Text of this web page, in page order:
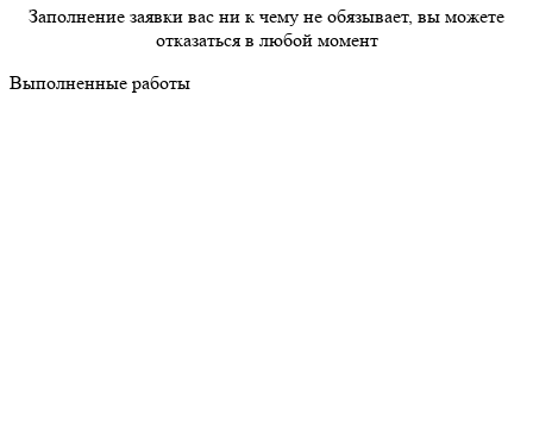
Заполнение заявки вас ни к чему не обязывает, вы можете
отказаться в любой момент
Выполненные работы